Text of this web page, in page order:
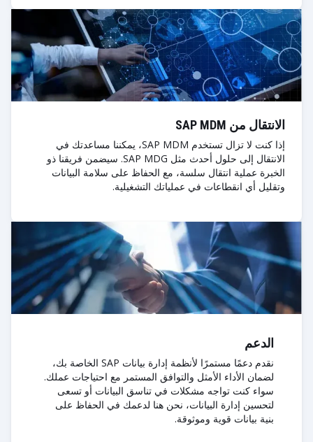
الانتقال من SAP MDM
إذا كنت لا تزال تستخدم SAP MDM، يمكننا مساعدتك في
الانتقال إلى حلول أحدث مثل SAP MDG. سيضمن فريقنا ذو
الخبرة عملية انتقال سلسة، مع الحفاظ على سلامة البيانات
وتقليل أي انقطاعات في عملياتك التشغيلية.
الدعم
نقدم دعمًا مستمرًا لأنظمة إدارة بيانات SAP الخاصة بك،
لضمان الأداء الأمثل والتوافق المستمر مع احتياجات عملك.
سواء كنت تواجه مشكلات في تناسق البيانات أو تسعى
لتحسين إدارة البيانات، نحن هنا لدعمك في الحفاظ على
بنية بيانات قوية وموثوقة.